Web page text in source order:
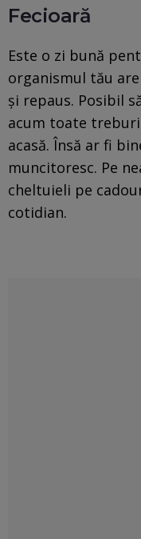
Fecioară
Este o zi bună
organismul tău
și repaus. Posibil
acum toate
acasă. Însă ar fi
muncitoresc. Pe
cheltuieli pe
cotidian.